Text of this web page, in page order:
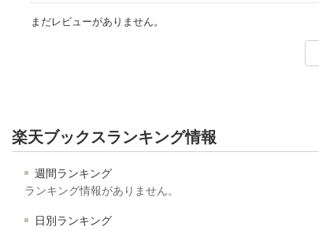
まだレビューがありません。
楽天ブックスランキング情報
週間ランキング
ランキング情報がありません。
日別ランキング